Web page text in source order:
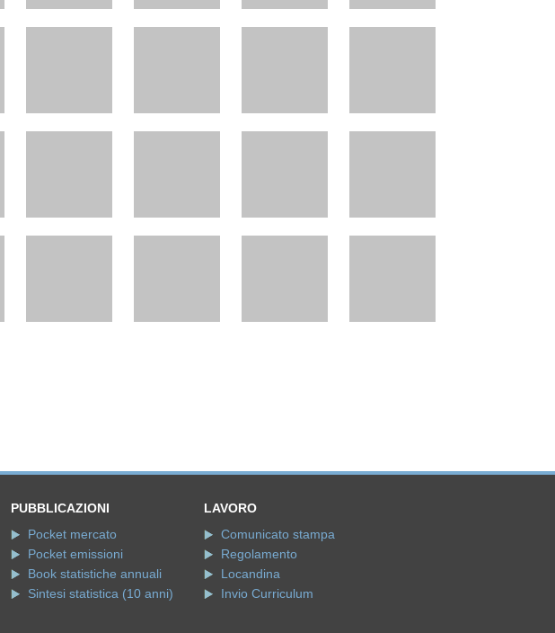
PUBBLICAZIONI
Pocket mercato
Pocket emissioni
Book statistiche annuali
Sintesi statistica (10 anni)
LAVORO
Comunicato stampa
Regolamento
Locandina
Invio Curriculum